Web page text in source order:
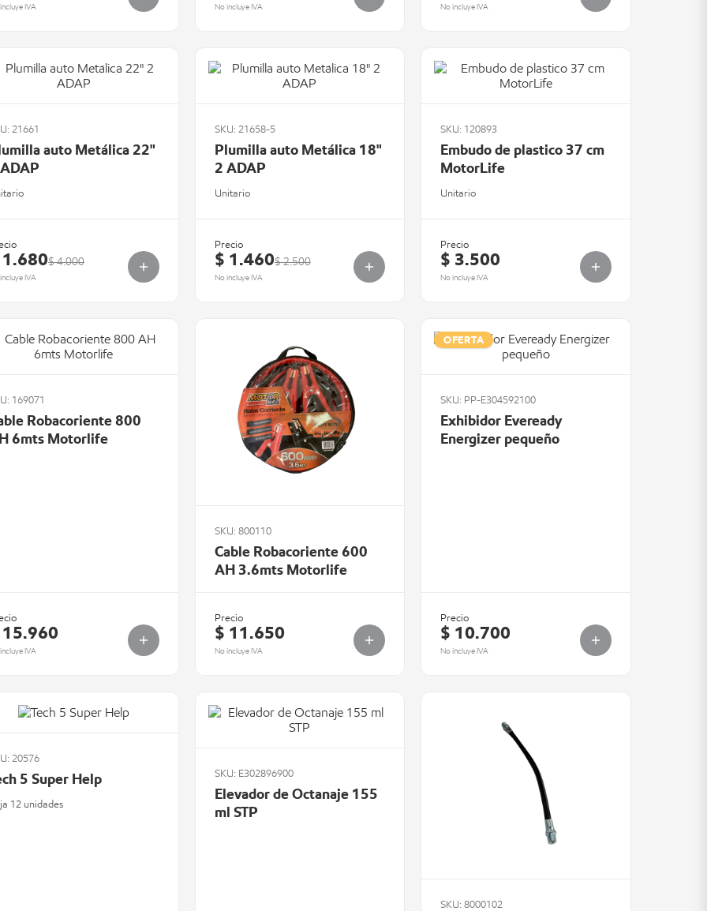
IVA No incluye IVA No incluye IVA
21661
auto Metálica 22"
$ 4.000
IVA
SKU: 21658-5
Plumilla auto Metálica 18"
2 ADAP
Unitario
Precio
$ 1.460$ 2.500
No incluye IVA
SKU: 120893
Embudo de plastico 37 cm
MotorLife
Unitario
Precio
$ 3.500
No incluye IVA
169071
Robacoriente 800
6mts Motorlife
IVA
SKU: 800110
Cable Robacoriente 600
AH 3.6mts Motorlife
Precio
$ 11.650
No incluye IVA
OFERTA
SKU: PP-E304592100
Exhibidor Eveready
Energizer pequeño
Precio
$ 10.700
No incluye IVA
20576
5 Super Help
12 unidades
SKU: E302896900
Elevador de Octanaje 155
ml STP
SKU: 8000102